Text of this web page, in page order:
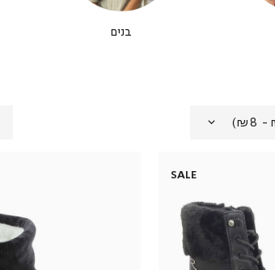
בנים
)
SALE